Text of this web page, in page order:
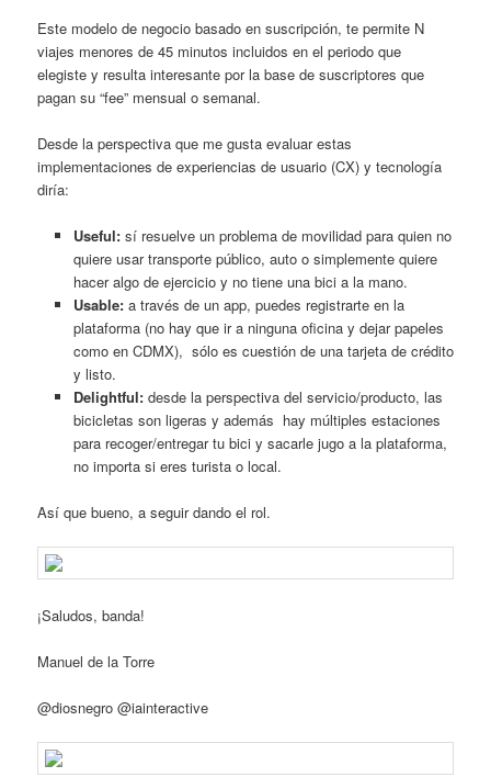
Este modelo de negocio basado en suscripción, te permite N
viajes menores de 45 minutos incluidos en el periodo que
elegiste y resulta interesante por la base de suscriptores que
pagan su “fee” mensual o semanal.
Desde la perspectiva que me gusta evaluar estas
implementaciones de experiencias de usuario (CX) y tecnología
diría:
Useful:sí resuelve un problema de movilidad para quien no
quiere usar transporte público, auto o simplemente quiere
hacer algo de ejercicio y no tiene una bici a la mano.
Usable:a través de un app, puedes registrarte en la
plataforma (no hay que ir a ninguna oficina y dejar papeles
como en CDMX), sólo es cuestión de una tarjeta de crédito
y listo.
Delightful:desde la perspectiva del servicio/producto, las
bicicletas son ligeras y además hay múltiples estaciones
para recoger/entregar tu bici y sacarle jugo a la plataforma,
no importa si eres turista o local.
Así que bueno, a seguir dando el rol.
¡Saludos, banda!
Manuel de la Torre
@diosnegro @iainteractive